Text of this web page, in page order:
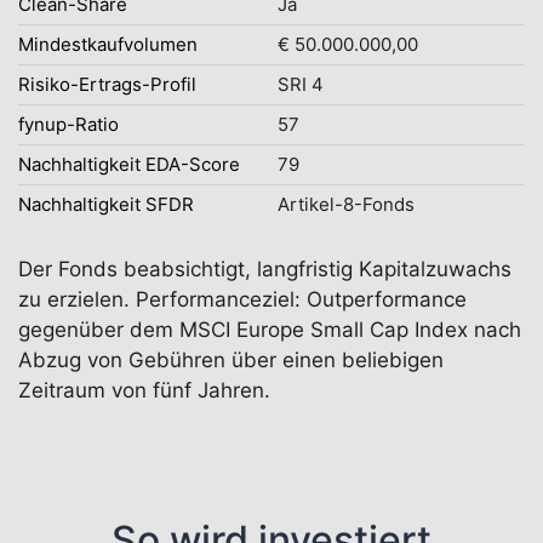
Mindestkaufvolumen
€ 50.000.000,00
Risiko-Ertrags-Profil
SRI 4
fynup-Ratio
57
Nachhaltigkeit EDA-Score
79
Nachhaltigkeit SFDR
Artikel-8-Fonds
Der Fonds beabsichtigt, langfristig Kapitalzuwachs
zu erzielen. Performanceziel: Outperformance
gegenüber dem MSCI Europe Small Cap Index nach
Abzug von Gebühren über einen beliebigen
Zeitraum von fünf Jahren.